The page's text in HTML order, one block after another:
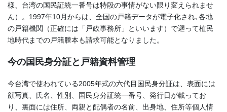
様、台湾の国民証統一番号は特段の事情がない限り変えられませ
ん）。1997年10月からは、全国の戸籍データが電子化され､各地
の戸籍機関（正確には「戸政事務所」といいます）で遡って植民
地時代までの戸籍謄本も請求可能となりました。
今の国民身分証と戸籍資料管理
今台湾で使われている2005年式の六代目国民身分証は、表面には
顔写真、氏名、性別、国民身分証統一番号、発行日が載ってお
り、裏面には住所、両親と配偶者の名前、出身地、住所等個人情